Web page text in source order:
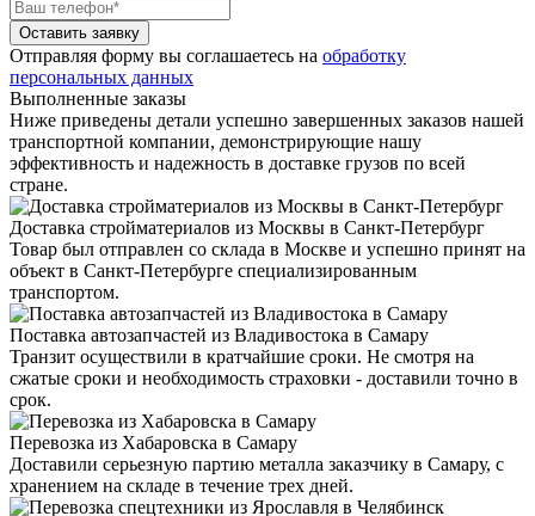
Оставить заявку
Отправляя форму вы соглашаетесь на обработку
персональных данных
Выполненные заказы
Ниже приведены детали успешно завершенных заказов нашей
транспортной компании, демонстрирующие нашу
эффективность и надежность в доставке грузов по всей
стране.
Доставка стройматериалов из Москвы в Санкт-Петербург
Товар был отправлен со склада в Москве и успешно принят на
объект в Санкт-Петербурге специализированным
транспортом.
Поставка автозапчастей из Владивостока в Самару
Транзит осуществили в кратчайшие сроки. Не смотря на
сжатые сроки и необходимость страховки - доставили точно в
срок.
Перевозка из Хабаровска в Самару
Доставили серьезную партию металла заказчику в Самару, с
хранением на складе в течение трех дней.